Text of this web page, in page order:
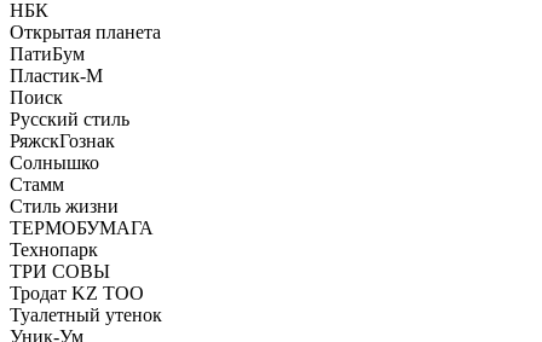
НБК
Открытая планета
ПатиБум
Пластик-М
Поиск
Русский стиль
РяжскГознак
Солнышко
Стамм
Стиль жизни
ТЕРМОБУМАГА
Технопарк
ТРИ СОВЫ
Тродат KZ ТОО
Туалетный утенок
Уник-Ум